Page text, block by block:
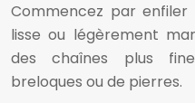
Commencez par
lisse ou légèrement
des chaînes plus
breloques ou de pierres.